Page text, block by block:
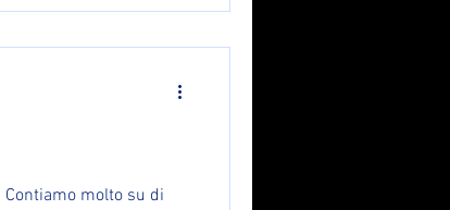
molto su di